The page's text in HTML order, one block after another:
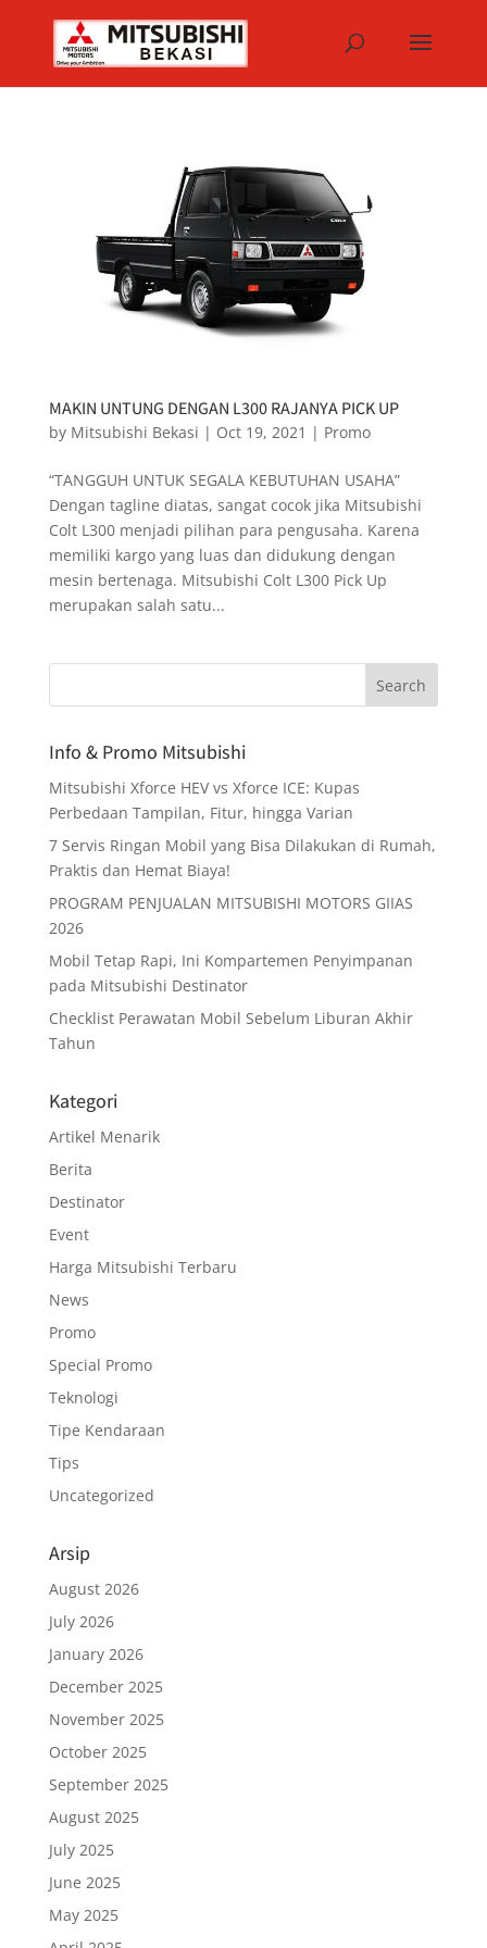
MAKIN UNTUNG DENGAN L300 RAJANYA PICK UP
by Mitsubishi Bekasi | Oct 19, 2021 | Promo
“TANGGUH UNTUK SEGALA KEBUTUHAN USAHA”
Dengan tagline diatas, sangat cocok jika Mitsubishi
Colt L300 menjadi pilihan para pengusaha. Karena
memiliki kargo yang luas dan didukung dengan
mesin bertenaga. Mitsubishi Colt L300 Pick Up
merupakan salah satu...
Info & Promo Mitsubishi
Mitsubishi Xforce HEV vs Xforce ICE: Kupas
Perbedaan Tampilan, Fitur, hingga Varian
7 Servis Ringan Mobil yang Bisa Dilakukan di Rumah,
Praktis dan Hemat Biaya!
PROGRAM PENJUALAN MITSUBISHI MOTORS GIIAS
2026
Mobil Tetap Rapi, Ini Kompartemen Penyimpanan
pada Mitsubishi Destinator
Checklist Perawatan Mobil Sebelum Liburan Akhir
Tahun
Kategori
Artikel Menarik
Berita
Destinator
Event
Harga Mitsubishi Terbaru
News
Promo
Special Promo
Teknologi
Tipe Kendaraan
Tips
Uncategorized
Arsip
August 2026
July 2026
January 2026
December 2025
November 2025
October 2025
September 2025
August 2025
July 2025
June 2025
May 2025